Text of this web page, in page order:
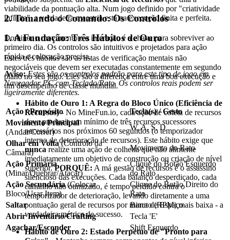
2. Tomando o Comando: Os Controlos
Dominar o movimento e a interação é a chave para sobreviver ao
primeiro dia. Os controlos são intuitivos e projetados para ação
rápida e colocação precisa.
Aviso: Estes são os controlos padrão para este tipo de jogo em
Navegador PC com Teclado/Rato. Os controlos reais podem ser
ligeiramente diferentes.
Ação / Propósito
Tecla(s) / Gesto
Movimento Principal
(Andar/Correr)
W, A, S, D
Olhar em Volta(Controlo da
Câmara)
Movimento do Rato
Ação Primária
(Minar/Quebrar/Atacar)
Clique do Botão Esquerdo
do Rato
Ação Secundária(Colocar
Bloco/Usar Item)
Clique do Botão Direito do
Rato
Saltar
Barra de Espaço
Abrir Inventário/Crafting
Tecla 'E'
Agachar/Esconder
Shift Esquerdo
viabilidade da pontuação alta. Num jogo definido por "criatividade
infinita", a verdadeira maestria está na execução finita e perfeita.
1. A Fundação: Três Hábitos de Ouro
Estes três hábitos são as listas de verificação mentais não
negociáveis que devem ser executadas constantemente em segundo
plano no seu jogo. Eles são a diferença entre uma boa execução e
um desempenho de classe mundial.
Hábito de Ouro 1: A Regra do Bloco Único (Eficiência de
Recursos)- No MineFun.io, cada ação de coleta de recursos
deve produzir um mínimo de três recursos sucessores
necessários nos próximos 60 segundos (o temporizador
interno de deterioração de recursos). Este hábito exige que
nunca realize uma ação de colheita que não alimente
imediatamente um objetivo de construção ou criação de nível
superior.PORQUÊ: A má gestão de recursos é o assassino
silencioso das execuções. Cada balanço desperdiçado, cada
caminho não otimizado, é tempo perdido contra o
temporizador de deterioração, levando diretamente a uma
pontuação geral de recursos por minuto (RPM) mais baixa - a
verdadeira métrica de sucesso.
Hábito de Ouro 2: Estado Perpétuo de "Pronto para